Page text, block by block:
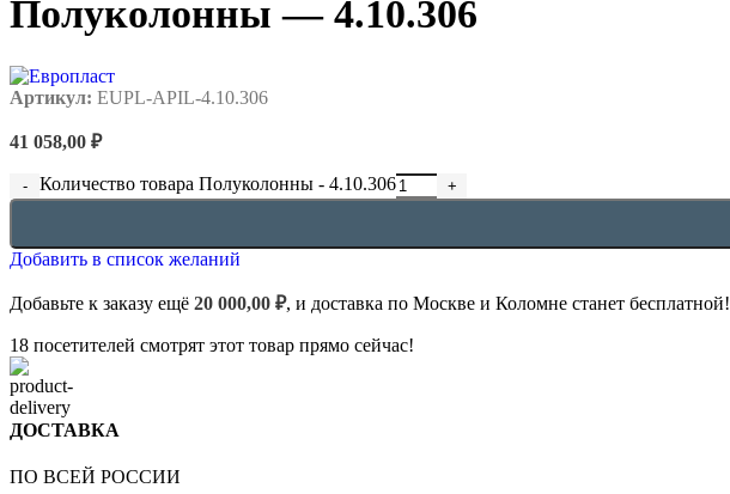
Полуколонны — 4.10.306
Артикул: EUPL-APIL-4.10.306
41 058,00 ₽
Количество товара Полуколонны - 4.10.306
Добавить в список желаний
Добавьте к заказу ещё 20 000,00 ₽, и доставка по Москве и Коломне станет бесплатной!
18 посетителей смотрят этот товар прямо сейчас!
ДОСТАВКА
ПО ВСЕЙ РОССИИ